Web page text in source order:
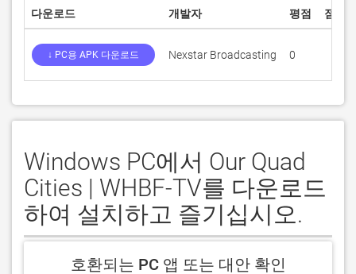
다운로드 개발자 평점 점수
↓ PC용 APK 다운로드 Nexstar Broadcasting 0
Windows PC에서 Our Quad
Cities | WHBF-TV를 다운로드
하여 설치하고 즐기십시오.
호환되는 PC 앱 또는 대안 확인